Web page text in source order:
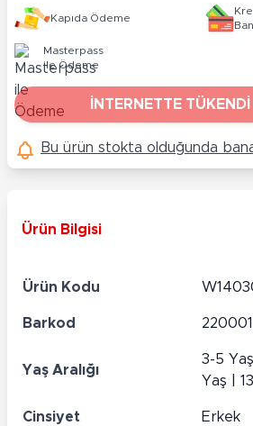
Kapıda Ödeme
Masterpass
ile Ödeme
İNTERNETTE TÜKENDİ
Bu ürün stokta olduğunda
Ürün Bilgisi
Ürün Kodu
Barkod
Yaş Aralığı
3-5
Yaş |
Cinsiyet Erkek